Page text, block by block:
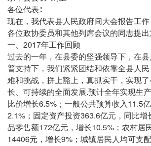
各位代表∶
现在，我代表县人民政府间大会报告工
各位政协委员和其他列席会议的同志提
一、2017年工作回顾
过去的一年，在县委的坚强领导下，在
普支持下，我们紧紧团结和依靠全县人
难和挑战，拼上豁上，真抓实干，实现
长、可持续的全面发展.预计全年实现生
比价增长6.5%；一般公共预算收入11.5
2.1%；固定资产投资363.6亿元，同比增
品零售额172亿元，增长10.5%；农村居
14406元，增长9%；城镇居民人均可支